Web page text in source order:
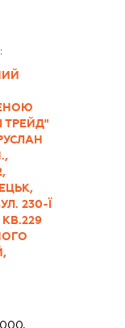
ТРЕЙД"
230-Ї
КВ.229